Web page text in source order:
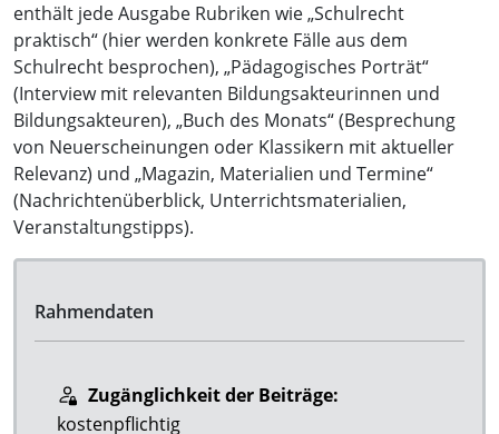
enthält jede Ausgabe Rubriken wie „Schulrecht
praktisch“ (hier werden konkrete Fälle aus dem
Schulrecht besprochen), „Pädagogisches Porträt“
(Interview mit relevanten Bildungsakteurinnen und
Bildungsakteuren), „Buch des Monats“ (Besprechung
von Neuerscheinungen oder Klassikern mit aktueller
Relevanz) und „Magazin, Materialien und Termine“
(Nachrichtenüberblick, Unterrichtsmaterialien,
Veranstaltungstipps).
Rahmendaten
Zugänglichkeit der Beiträge:
kostenpflichtig